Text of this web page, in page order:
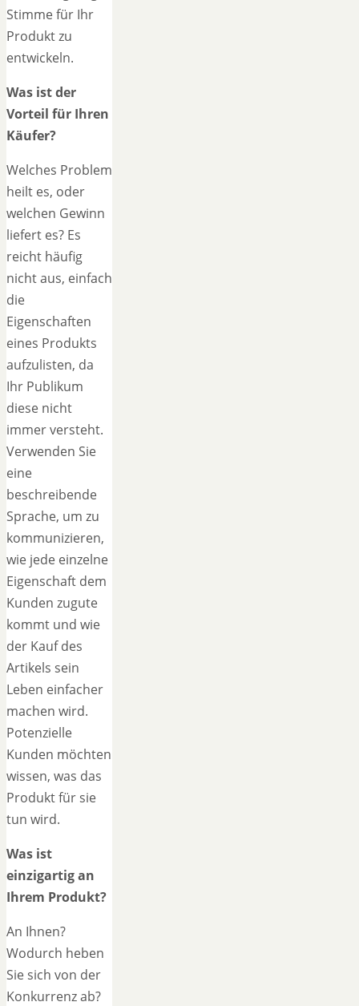
Stimme für Ihr
Produkt zu
entwickeln.
Was ist der
Vorteil für Ihren
Käufer?
Welches Problem
heilt es, oder
welchen Gewinn
liefert es? Es
reicht häufig
nicht aus, einfach
die
Eigenschaften
eines Produkts
aufzulisten, da
Ihr Publikum
diese nicht
immer versteht.
Verwenden Sie
eine
beschreibende
Sprache, um zu
kommunizieren,
wie jede einzelne
Eigenschaft dem
Kunden zugute
kommt und wie
der Kauf des
Artikels sein
Leben einfacher
machen wird.
Potenzielle
Kunden möchten
wissen, was das
Produkt für sie
tun wird.
Was ist
einzigartig an
Ihrem Produkt?
An Ihnen?
Wodurch heben
Sie sich von der
Konkurrenz ab?